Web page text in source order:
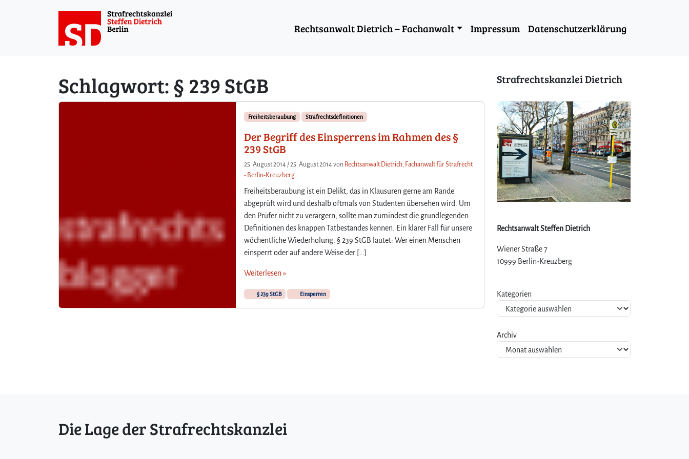
Rechtsanwalt Dietrich – Fachanwalt Impressum Datenschutzerklärung
Schlagwort:§ 239 StGB
Freiheitsberaubung Strafrechtsdefinitionen
Der Begriff des Einsperrens im Rahmen des §
239 StGB
25. August 2014 /25. August 2014von Rechtsanwalt Dietrich, Fachanwalt für Strafrecht
- Berlin-Kreuzberg
Freiheitsberaubung ist ein Delikt, das in Klausuren gerne am Rande
abgeprüft wird und deshalb oftmals von Studenten übersehen wird. Um
den Prüfer nicht zu verärgern, sollte man zumindest die grundlegenden
Definitionen des knappen Tatbestandes kennen. Ein klarer Fall für unsere
wöchentliche Wiederholung. § 239 StGB lautet: Wer einen Menschen
einsperrt oder auf andere Weise der […]
Weiterlesen »
§ 239 StGB Einsperren
Strafrechtskanzlei Dietrich
Rechtsanwalt Steffen Dietrich
Wiener Straße 7
10999 Berlin-Kreuzberg
Kategorien
Archiv
Die Lage der Strafrechtskanzlei